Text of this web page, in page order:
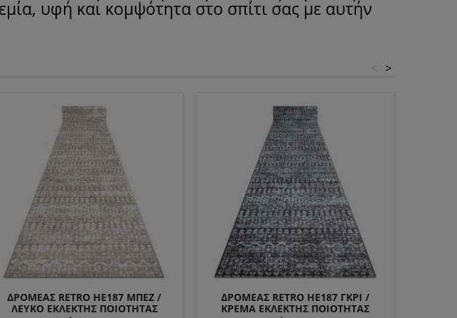
υφή και κομψότητα στο σπίτι σας με αυτήν
>
<
ΔΡΟΜΈΑΣ RETRO HE187 ΜΠΕΖ /
ΛΕΥΚΌ ΕΚΛΕΚΤΉΣ ΠΟΙΌΤΗΤΑΣ
ΔΡΟΜΈΑΣ RETRO HE187 ΓΚΡΙ /
ΚΡΈΜΑ ΕΚΛΕΚΤΉΣ ΠΟΙΌΤΗΤΑΣ